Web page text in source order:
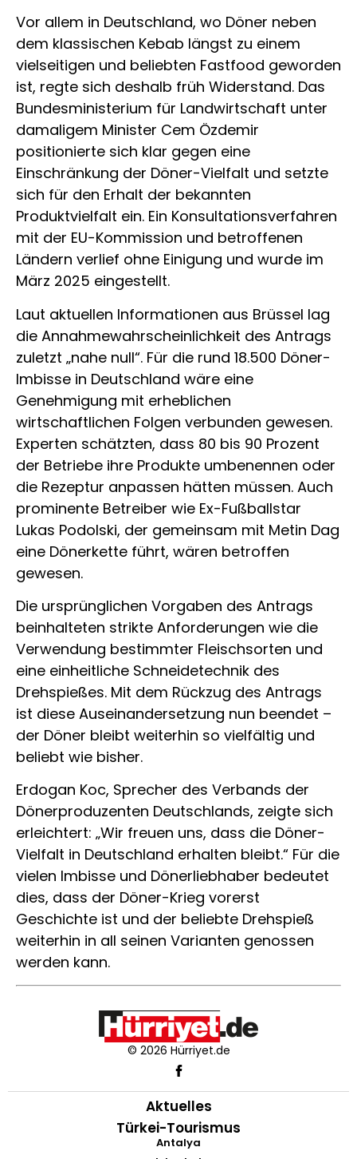
Vor allem in Deutschland, wo Döner neben
dem klassischen Kebab längst zu einem
vielseitigen und beliebten Fastfood geworden
ist, regte sich deshalb früh Widerstand. Das
Bundesministerium für Landwirtschaft unter
damaligem Minister Cem Özdemir
positionierte sich klar gegen eine
Einschränkung der Döner-Vielfalt und setzte
sich für den Erhalt der bekannten
Produktvielfalt ein. Ein Konsultationsverfahren
mit der EU-Kommission und betroffenen
Ländern verlief ohne Einigung und wurde im
März 2025 eingestellt.
Laut aktuellen Informationen aus Brüssel lag
die Annahmewahrscheinlichkeit des Antrags
zuletzt „nahe null“. Für die rund 18.500 Döner-
Imbisse in Deutschland wäre eine
Genehmigung mit erheblichen
wirtschaftlichen Folgen verbunden gewesen.
Experten schätzten, dass 80 bis 90 Prozent
der Betriebe ihre Produkte umbenennen oder
die Rezeptur anpassen hätten müssen. Auch
prominente Betreiber wie Ex-Fußballstar
Lukas Podolski, der gemeinsam mit Metin Dag
eine Dönerkette führt, wären betroffen
gewesen.
Die ursprünglichen Vorgaben des Antrags
beinhalteten strikte Anforderungen wie die
Verwendung bestimmter Fleischsorten und
eine einheitliche Schneidetechnik des
Drehspießes. Mit dem Rückzug des Antrags
ist diese Auseinandersetzung nun beendet –
der Döner bleibt weiterhin so vielfältig und
beliebt wie bisher.
Erdogan Koc, Sprecher des Verbands der
Dönerproduzenten Deutschlands, zeigte sich
erleichtert: „Wir freuen uns, dass die Döner-
Vielfalt in Deutschland erhalten bleibt.“ Für die
vielen Imbisse und Dönerliebhaber bedeutet
dies, dass der Döner-Krieg vorerst
Geschichte ist und der beliebte Drehspieß
weiterhin in all seinen Varianten genossen
werden kann.
© 2026 Hürriyet.de
Aktuelles
Türkei-Tourismus
Antalya